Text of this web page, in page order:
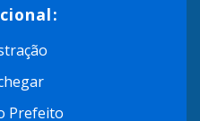
Prefeito